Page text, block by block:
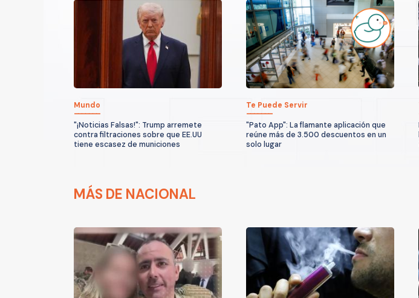
Mundo
"¡Noticias Falsas!": Trump arremete
contra filtraciones sobre que EE.UU
tiene escasez de municiones
Te Puede Servir
"Pato App": La flamante aplicación que
reúne más de 3.500 descuentos en un
solo lugar
MÁS DE NACIONAL